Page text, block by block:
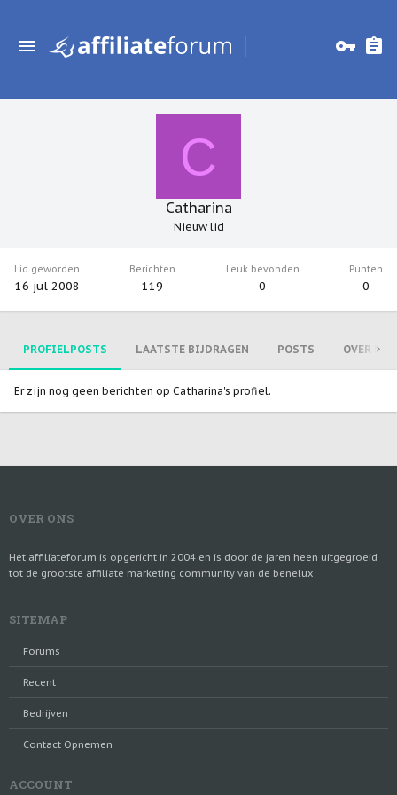
C
Catharina
Nieuw lid
Lid geworden
16 jul 2008
Berichten
119
Leuk bevonden
0
Punten
0
PROFIELPOSTS LAATSTE BIJDRAGEN POSTS OVER MIJ
Er zijn nog geen berichten op Catharina's profiel.
OVER ONS
Het affiliateforum is opgericht in 2004 en is door de jaren heen uitgegroeid
tot de grootste affiliate marketing community van de benelux.
SITEMAP
Forums
Recent
Bedrijven
Contact Opnemen
ACCOUNT